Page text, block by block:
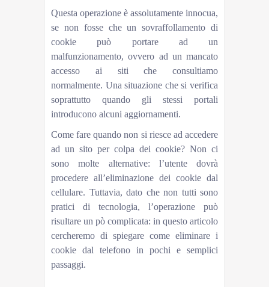
Questa operazione è assolutamente innocua,
se non fosse che un sovraffollamento di
cookie può portare ad un
malfunzionamento, ovvero ad un mancato
accesso ai siti che consultiamo
normalmente. Una situazione che si verifica
soprattutto quando gli stessi portali
introducono alcuni aggiornamenti.
Come fare quando non si riesce ad accedere
ad un sito per colpa dei cookie? Non ci
sono molte alternative: l’utente dovrà
procedere all’eliminazione dei cookie dal
cellulare. Tuttavia, dato che non tutti sono
pratici di tecnologia, l’operazione può
risultare un pò complicata: in questo articolo
cercheremo di spiegare come eliminare i
cookie dal telefono in pochi e semplici
passaggi.